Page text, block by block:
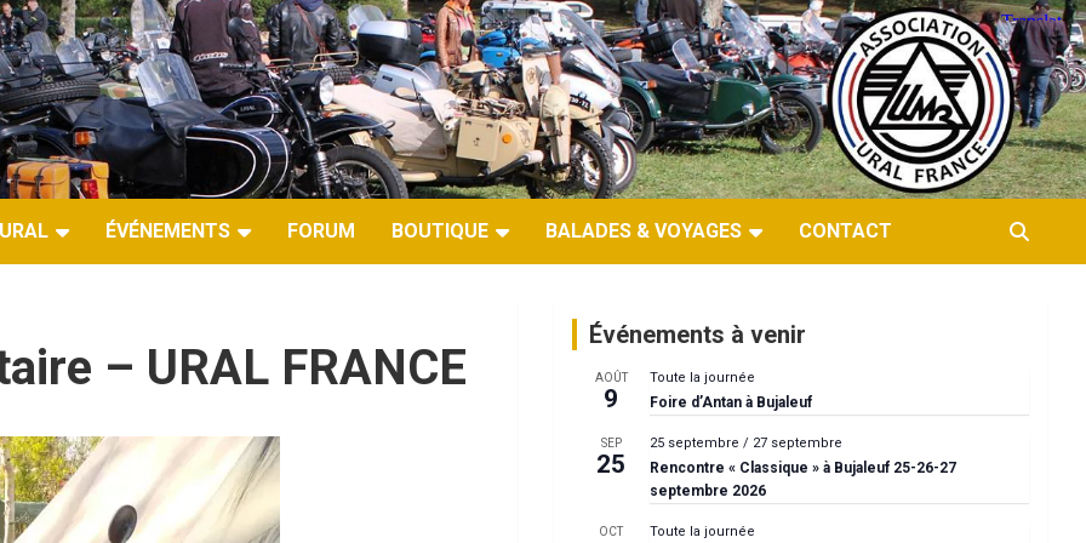
URAL ÉVÉNEMENTS FORUM BOUTIQUE BALADES & VOYAGES CONTACT
– URAL FRANCE
Événements à venir
AOÛT
9
Toute la journée
Foire d’Antan à Bujaleuf
SEP
25
25 septembre / 27 septembre
Rencontre « Classique » à Bujaleuf 25-26-27
septembre 2026
OCT Toute la journée